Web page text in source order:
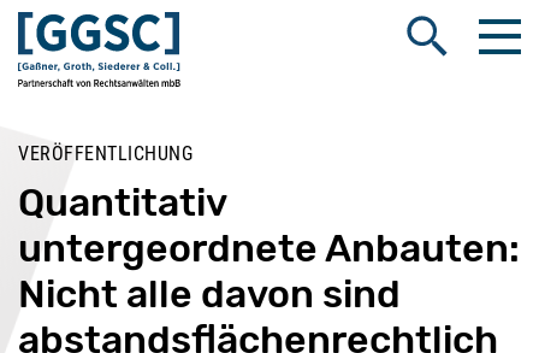
Suche öffnen
VERÖFFENTLICHUNG
Quantitativ
untergeordnete Anbauten:
Nicht alle davon sind
abstandsflächenrechtlich